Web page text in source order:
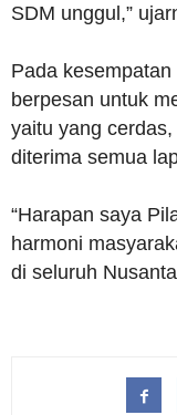
SDM unggul,”
Pada
berpesan untuk
yaitu yang
diterima semua
“Harapan saya
harmoni
di seluruh